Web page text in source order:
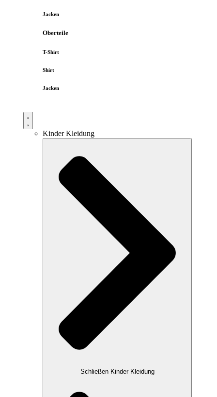
Jacken
Oberteile
T-Shirt
Shirt
Jacken
Kinder Kleidung
Schließen Kinder Kleidung